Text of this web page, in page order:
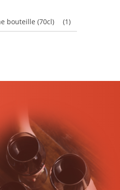
bouteille (70cl) (1)